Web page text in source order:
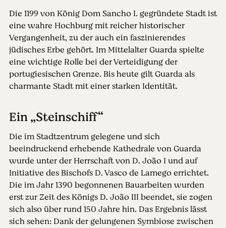
Die 1199 von König Dom Sancho I. gegründete Stadt ist
eine wahre Hochburg mit reicher historischer
Vergangenheit, zu der auch ein faszinierendes
jüdisches Erbe gehört. Im Mittelalter Guarda spielte
eine wichtige Rolle bei der Verteidigung der
portugiesischen Grenze. Bis heute gilt Guarda als
charmante Stadt mit einer starken Identität.
Ein „Steinschiff“
Die im Stadtzentrum gelegene und sich
beeindruckend erhebende Kathedrale von Guarda
wurde unter der Herrschaft von D. João I und auf
Initiative des Bischofs D. Vasco de Lamego errichtet.
Die im Jahr 1390 begonnenen Bauarbeiten wurden
erst zur Zeit des Königs D. João III beendet, sie zogen
sich also über rund 150 Jahre hin. Das Ergebnis lässt
sich sehen: Dank der gelungenen Symbiose zwischen